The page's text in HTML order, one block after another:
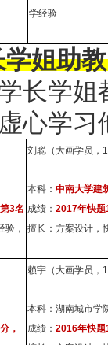
学经验
学姐助教
长学
心学
3名
验，
刘聪（大画学员，
本科： 中南大学建
成绩： 2017年快
擅长：方案设计，
，
赖宇（大画学员，
本科：湖南城市学
成绩： 2016年快